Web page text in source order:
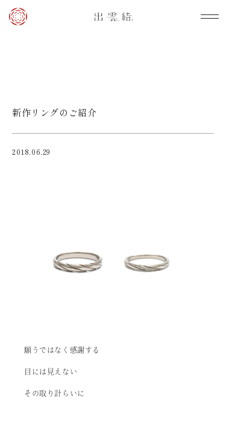
新作リングのご紹介
2018.06.29
願うではなく感謝する
目には見えない
その取り計らいに